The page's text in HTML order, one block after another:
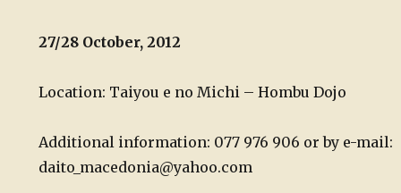
27/28 October, 2012
Location: Taiyou e no Michi – Hombu Dojo
Additional information: 077 976 906 or by e-mail:
daito_macedonia@yahoo.com